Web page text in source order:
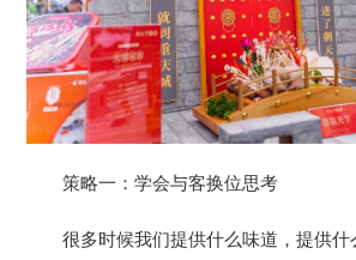
策略一：学会与客换位思考
很多时候我们提供什么味道，提供